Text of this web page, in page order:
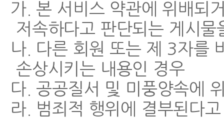
가. 본 서비스 약관에 위배되
저속하다고 판단되는 게시물
나. 다른 회원 또는 제 3자를
손상시키는 내용인 경우
다. 공공질서 및 미풍양속에
라. 범죄적 행위에 결부된다